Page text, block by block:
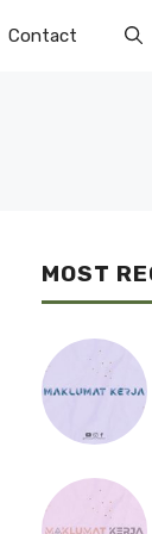
Contact
MOST